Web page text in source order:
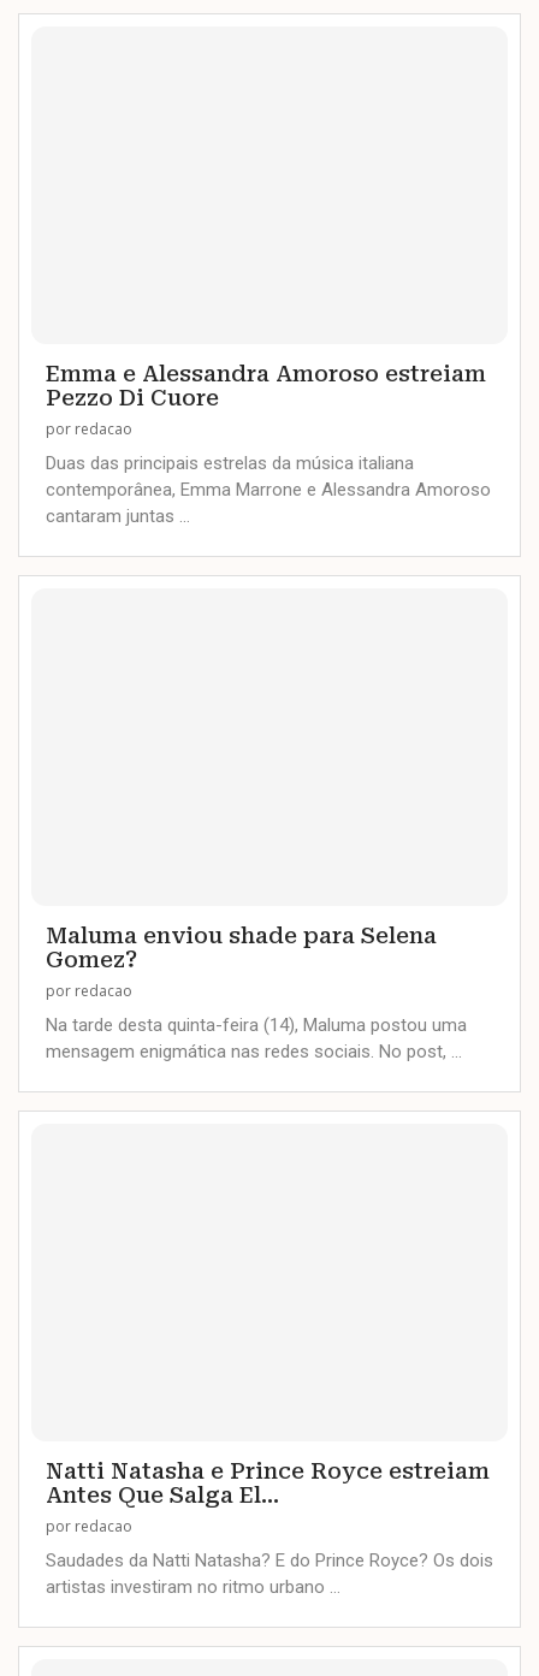
Emma e Alessandra Amoroso estreiam
Pezzo Di Cuore
por redacao
Duas das principais estrelas da música italiana
contemporânea, Emma Marrone e Alessandra Amoroso
cantaram juntas …
Maluma enviou shade para Selena
Gomez?
por redacao
Na tarde desta quinta-feira (14), Maluma postou uma
mensagem enigmática nas redes sociais. No post, …
Natti Natasha e Prince Royce estreiam
Antes Que Salga El...
por redacao
Saudades da Natti Natasha? E do Prince Royce? Os dois
artistas investiram no ritmo urbano …